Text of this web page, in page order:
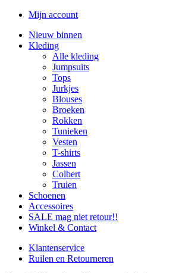
Mijn account
Nieuw binnen
Kleding
Alle kleding
Jumpsuits
Tops
Jurkjes
Blouses
Broeken
Rokken
Tunieken
Vesten
T-shirts
Jassen
Colbert
Truien
Schoenen
Accessoires
SALE mag niet retour!!
Winkel & Contact
Klantenservice
Ruilen en Retourneren